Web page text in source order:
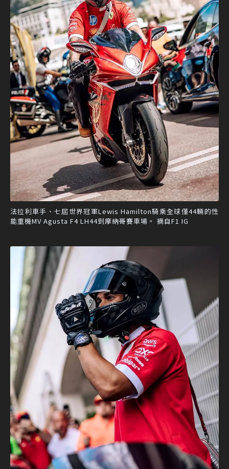
法拉利車手、七屆世界冠軍Lewis Hamilton騎乘全球僅44輛的性
能重機MV Agusta F4 LH44到摩納哥賽車場。 摘自F1 IG